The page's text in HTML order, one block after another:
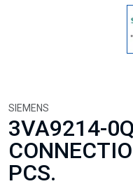
SIEMENS
3VA9214-
PCS.